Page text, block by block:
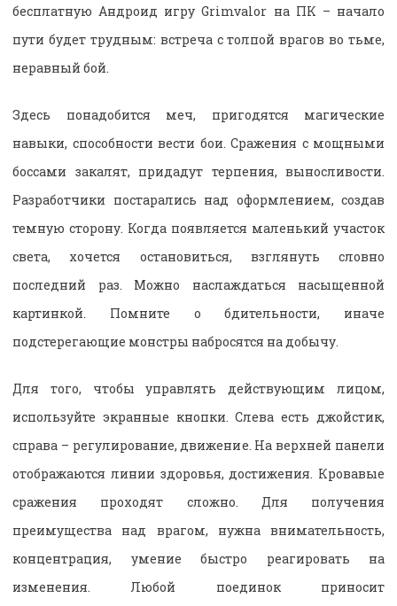
бесплатную Андроид игру Grimvalor на ПК – начало
пути будет трудным: встреча с толпой врагов во тьме,
неравный бой.
Здесь понадобится меч, пригодятся магические
навыки, способности вести бои. Сражения с мощными
боссами закалят, придадут терпения, выносливости.
Разработчики постарались над оформлением, создав
темную сторону. Когда появляется маленький участок
света, хочется остановиться, взглянуть словно
последний раз. Можно наслаждаться насыщенной
картинкой. Помните о бдительности, иначе
подстерегающие монстры набросятся на добычу.
Для того, чтобы управлять действующим лицом,
используйте экранные кнопки. Слева есть джойстик,
справа – регулирование, движение. На верхней панели
отображаются линии здоровья, достижения. Кровавые
сражения проходят сложно. Для получения
преимущества над врагом, нужна внимательность,
концентрация, умение быстро реагировать на
изменения. Любой поединок приносит